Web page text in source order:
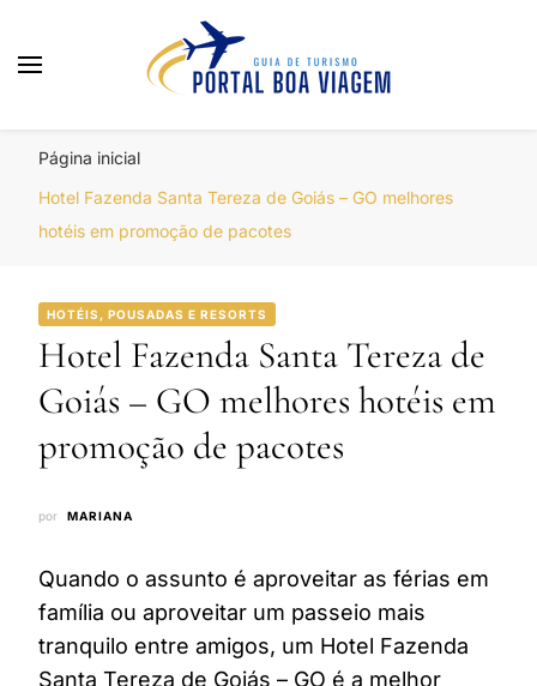
Página inicial
Hotel Fazenda Santa Tereza de Goiás – GO melhores
hotéis em promoção de pacotes
HOTÉIS, POUSADAS E RESORTS
Hotel Fazenda Santa Tereza de
Goiás – GO melhores hotéis em
promoção de pacotes
por MARIANA
Quando o assunto é aproveitar as férias em
família ou aproveitar um passeio mais
tranquilo entre amigos, um Hotel Fazenda
Santa Tereza de Goiás – GO é a melhor